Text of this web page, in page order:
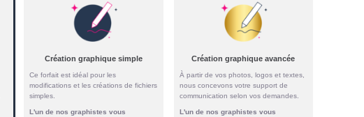
Création graphique simple
Ce forfait est idéal pour les
modifications et les créations de fichiers
simples.
L'un de nos graphistes vous
Création graphique avancée
À partir de vos photos, logos et textes,
nous concevons votre support de
communication selon vos demandes.
L'un de nos graphistes vous